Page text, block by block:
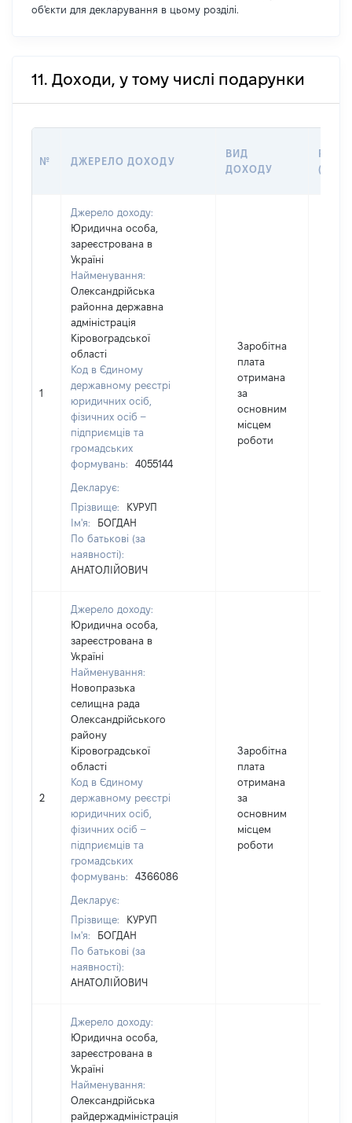
об'єкти для декларування в цьому розділі.
11. Доходи, у тому числі подарунки
№ ДЖЕРЕЛО ДОХОДУ
ВИД
ДОХОДУ
1
Джерело доходу:
Юридична особа,
зареєстрована в
Україні
Найменування:
Олександрійська
районна державна
адміністрація
Кіровоградської
області
Код в Єдиному
державному реєстрі
юридичних осіб,
фізичних осіб –
підприємців та
громадських
формувань:
4055144
Декларує:
Прізвище:
КУРУП
Ім'я:
БОГДАН
По батькові (за
наявності):
АНАТОЛІЙОВИЧ
Заробітна
плата
отримана
за
основним
місцем
роботи
2
Джерело доходу:
Юридична особа,
зареєстрована в
Україні
Найменування:
Новопразька
селищна рада
Олександрійського
району
Кіровоградської
області
Код в Єдиному
державному реєстрі
юридичних осіб,
фізичних осіб –
підприємців та
громадських
формувань:
4366086
Декларує:
Прізвище:
КУРУП
Ім'я:
БОГДАН
По батькові (за
наявності):
АНАТОЛІЙОВИЧ
Заробітна
плата
отримана
за
основним
місцем
роботи
Джерело доходу:
Юридична особа,
зареєстрована в
Україні
Найменування:
Олександрійська
райдержадміністрація